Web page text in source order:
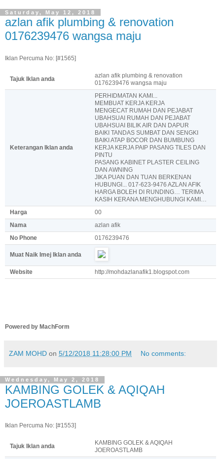
Saturday, May 12, 2018
azlan afik plumbing & renovation
0176239476 wangsa maju
Iklan Percuma No: [#1565]
Tajuk Iklan anda
azlan afik plumbing & renovation
0176239476 wangsa maju
Keterangan Iklan anda
PERHIDMATAN KAMI...
MEMBUAT KERJA KERJA
MENGECAT RUMAH DAN PEJABAT
UBAHSUAI RUMAH DAN PEJABAT
UBAHSUAI BILIK AIR DAN DAPUR
BAIKI TANDAS SUMBAT DAN SENGKI
BAIKI ATAP BOCOR DAN BUMBUNG
KERJA KERJA PAIP PASANG TILES DAN
PINTU
PASANG KABINET PLASTER CEILING
DAN AWNING
JIKA PUAN DAN TUAN BERKENAN
HUBUNGI... 017-623-9476 AZLAN AFIK
HARGA BOLEH DI RUNDING… TERIMA
KASIH KERANA MENGHUBUNGI KAMI…
Harga
00
Nama
azlan afik
No Phone
0176239476
Muat Naik Imej Iklan anda
Website http://mohdazlanafik1.blogspot.com
Powered by MachForm
ZAM MOHD on 5/12/2018 11:28:00 PM No comments:
Wednesday, May 2, 2018
KAMBING GOLEK & AQIQAH
JOEROASTLAMB
Iklan Percuma No: [#1553]
Tajuk Iklan anda
KAMBING GOLEK & AQIQAH
JOEROASTLAMB